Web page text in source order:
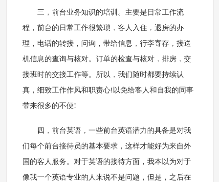
三，前台业务知识的培训。主要是日常工作流
程，前台的日常工作很繁琐，客人入住，退房的办
理，电话的转接，问询，带给信息，行李寄存，接送
机信息的查询与核对。订单的检查与核对，排房，交
接班时的交接工作等。所以，我们随时都要持续认
真，细致工作作风和职责心!以免给客人和自我的同事
带来很多的不便!
四，前台英语，一些前台英语潜力的具备是对我
们每个前台接待员的基本要求，这样才能好为来自外
国的客人服务。对于英语的接待方面，我本以为对于
像我一个英语专业的人来说不是问题，但是，之后在